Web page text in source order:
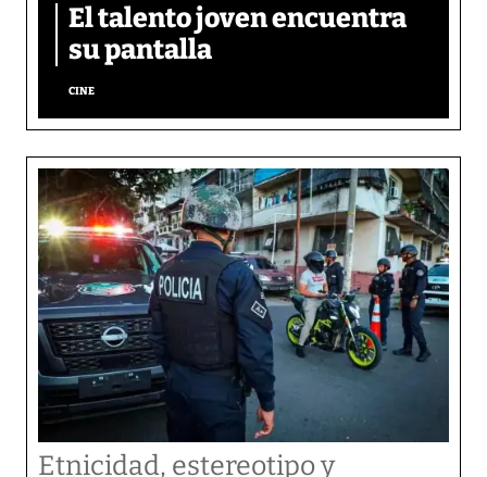
El talento joven encuentra
su pantalla​
CINE
Etnicidad, estereotipo y